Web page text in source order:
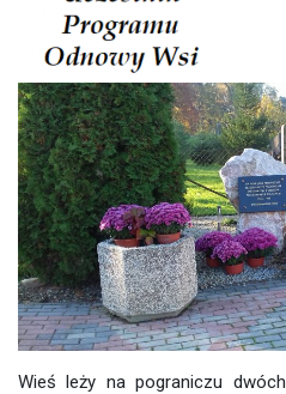
Wieś leży na pograniczu